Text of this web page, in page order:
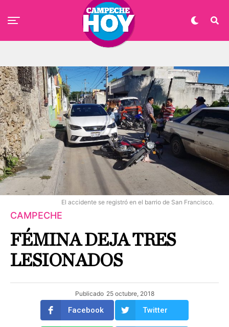
El accidente se registró en el barrio de San Francisco.
CAMPECHE
FÉMINA DEJA TRES
LESIONADOS
Publicado 25 octubre, 2018
Facebook Twitter